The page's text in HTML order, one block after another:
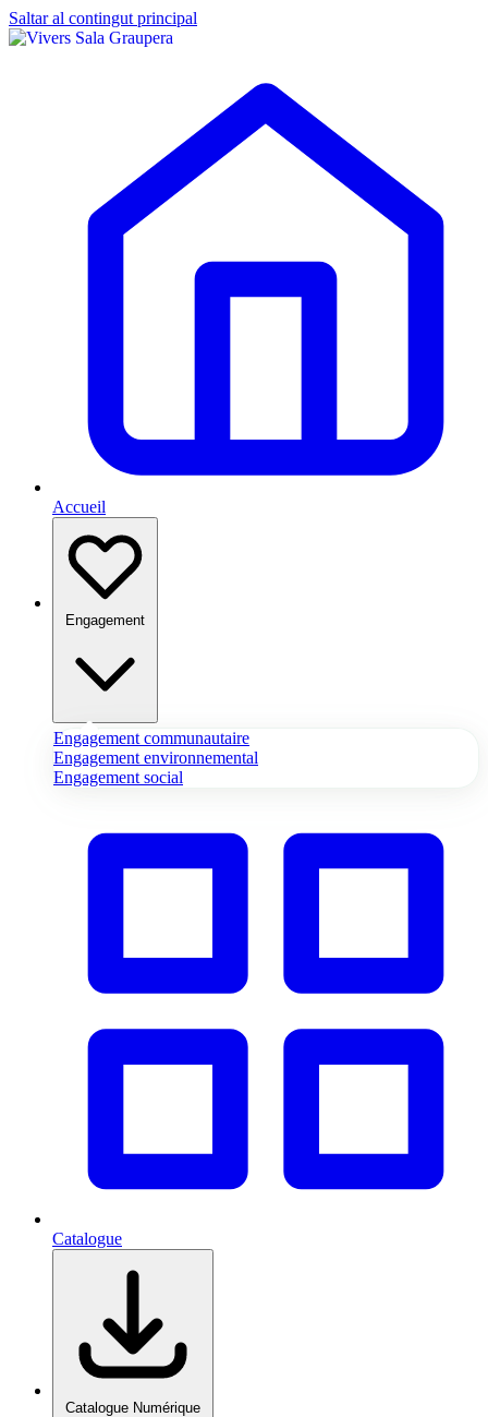
Saltar al contingut principal
Accueil
Engagement
Engagement communautaire
Engagement environnemental
Engagement social
Catalogue
Catalogue Numérique